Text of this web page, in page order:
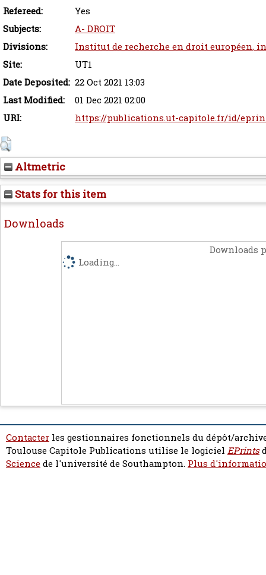
Refereed:
Yes
Subjects:
A- DROIT
Divisions:
Institut de recherche en droit européen,
Site:
UT1
Date Deposited: 22 Oct 2021 13:03
Last Modified:
01 Dec 2021 02:00
URI:
https://publications.ut-capitole.fr/id/
Altmetric
Stats for this item
Downloads
Downloads
Loading...
Contacter les gestionnaires fonctionnels du dépôt/
Toulouse Capitole Publications utilise le logiciel EPrints
Sciencede l'université de Southampton. Plus